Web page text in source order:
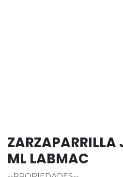
ML LABMAC